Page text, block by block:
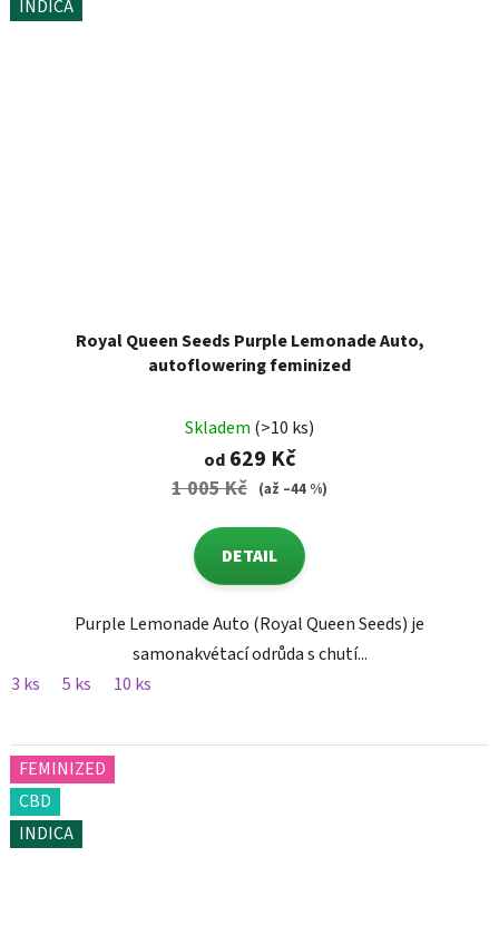
INDICA
Royal Queen Seeds Purple Lemonade Auto,
autoflowering feminized
Skladem (>10 ks)
od629 Kč
1 005 Kč (až –44 %)
DETAIL
Purple Lemonade Auto (Royal Queen Seeds) je
samonakvétací odrůda s chutí...
3 ks
5 ks 10 ks
FEMINIZED
CBD
INDICA